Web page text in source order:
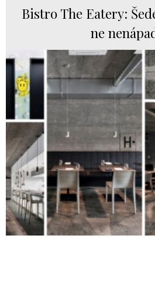
Bistro The Eatery:
ne